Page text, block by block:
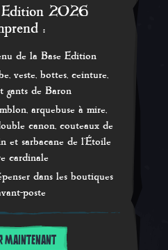
Edition 2026
:
de la Base Edition
veste, bottes, ceinture,
gants de Baron
arquebuse à mire,
canon, couteaux de
et sarbacane de l'Étoile
cardinale
dans les boutiques
poste
MAINTENANT